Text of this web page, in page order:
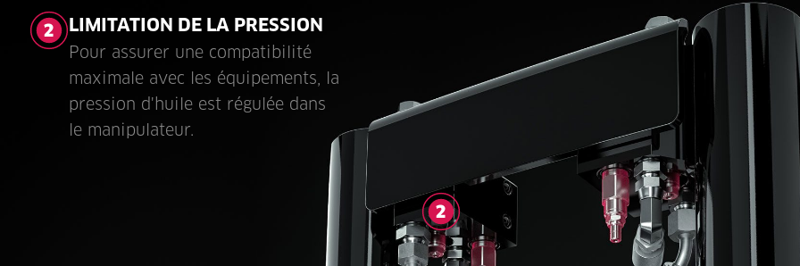
LIMITATION DE LA PRESSION
Pour assurer une compatibilité
maximale avec les équipements, la
pression d'huile est régulée dans
le manipulateur.